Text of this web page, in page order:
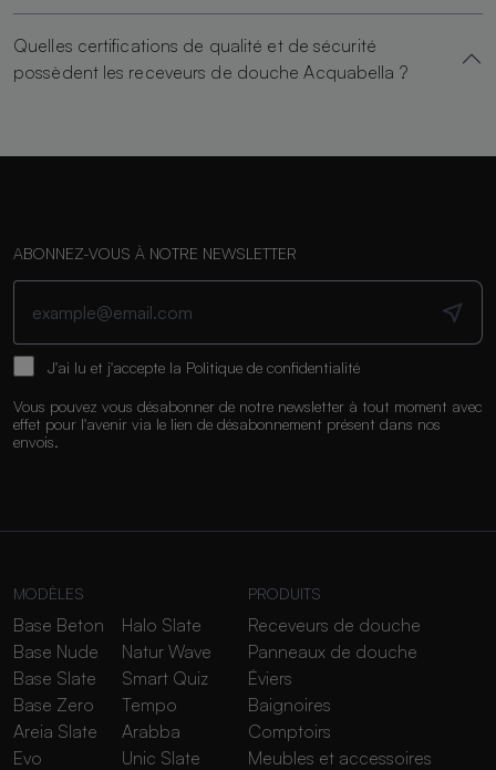
Quelles certifications de qualité et de sécurité
possèdent les receveurs de douche Acquabella ?
ABONNEZ-VOUS À NOTRE NEWSLETTER
J'ai lu et j'accepte la Politique de confidentialité
Vous pouvez vous désabonner de notre newsletter à tout moment avec
effet pour l'avenir via le lien de désabonnement présent dans nos
envois.
MODÈLES
Base Beton
Base Nude
Base Slate
Base Zero
Areia Slate
Evo
Halo Slate
Natur Wave
Smart Quiz
Tempo
Arabba
Unic Slate
PRODUITS
Receveurs de douche
Panneaux de douche
Éviers
Baignoires
Comptoirs
Meubles et accessoires